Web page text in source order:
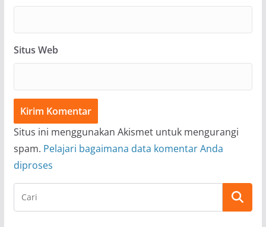
Situs Web
Situs ini menggunakan Akismet untuk mengurangi
spam. Pelajari bagaimana data komentar Anda
diproses